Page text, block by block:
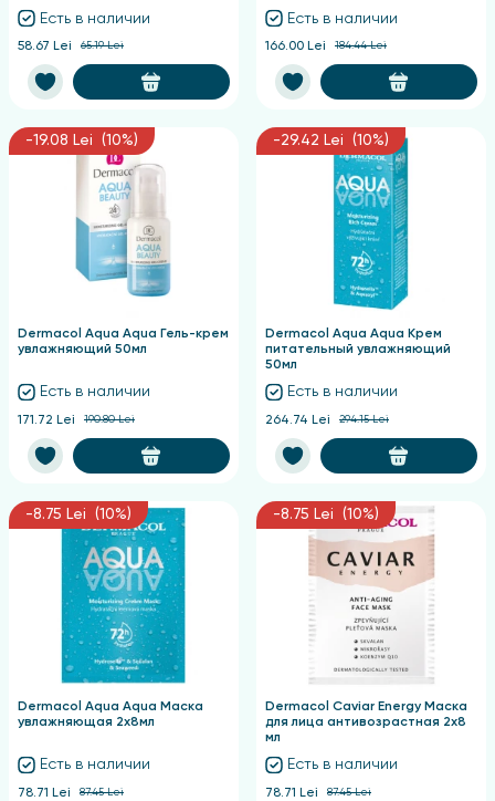
Есть в наличии
58.67 Lei 65.19 Lei
Есть в наличии
166.00 Lei 184.44 Lei
-19.08 Lei (10%)
Dermacol Aqua Aqua Гель-крем
увлажняющий 50мл
Есть в наличии
171.72 Lei 190.80 Lei
-29.42 Lei (10%)
Dermacol Aqua Aqua Крем
питательный увлажняющий
50мл
Есть в наличии
264.74 Lei 294.15 Lei
-8.75 Lei (10%)
Dermacol Aqua Aqua Маска
увлажняющая 2х8мл
Есть в наличии
78.71 Lei 87.45 Lei
-8.75 Lei (10%)
Dermacol Caviar Energy Маска
для лица антивозрастная 2х8
мл
Есть в наличии
78.71 Lei 87.45 Lei